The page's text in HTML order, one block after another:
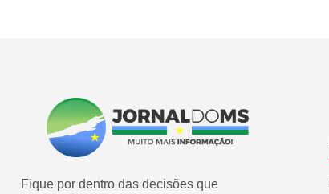
Fique por dentro das decisões que